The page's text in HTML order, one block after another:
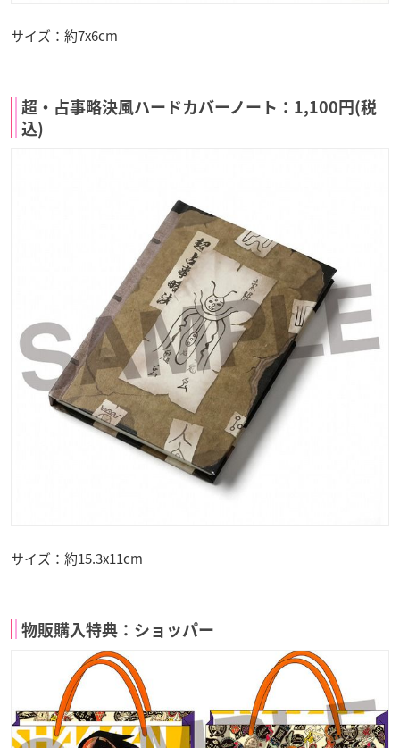
サイズ：約7x6cm
超・占事略決風ハードカバーノート：1,100円(税
込)
サイズ：約15.3x11cm
物販購入特典：ショッパー